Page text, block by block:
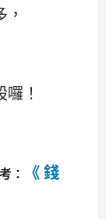
！
：
《 錢